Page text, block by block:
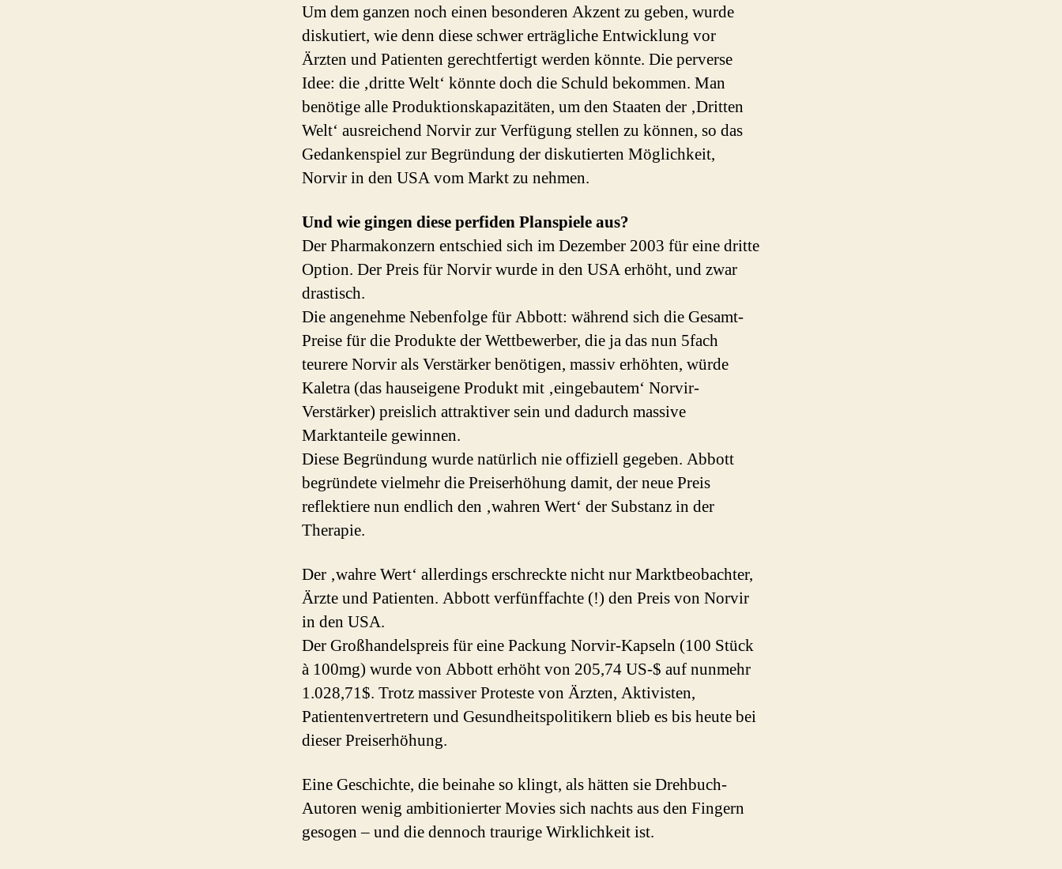
Um dem ganzen noch einen besonderen Akzent zu geben, wurde
diskutiert, wie denn diese schwer erträgliche Entwicklung vor
Ärzten und Patienten gerechtfertigt werden könnte. Die perverse
Idee: die ‚dritte Welt‘ könnte doch die Schuld bekommen. Man
benötige alle Produktionskapazitäten, um den Staaten der ‚Dritten
Welt‘ ausreichend Norvir zur Verfügung stellen zu können, so das
Gedankenspiel zur Begründung der diskutierten Möglichkeit,
Norvir in den USA vom Markt zu nehmen.
Und wie gingen diese perfiden Planspiele aus?
Der Pharmakonzern entschied sich im Dezember 2003 für eine dritte
Option. Der Preis für Norvir wurde in den USA erhöht, und zwar
drastisch.
Die angenehme Nebenfolge für Abbott: während sich die Gesamt-
Preise für die Produkte der Wettbewerber, die ja das nun 5fach
teurere Norvir als Verstärker benötigen, massiv erhöhten, würde
Kaletra (das hauseigene Produkt mit ‚eingebautem‘ Norvir-
Verstärker) preislich attraktiver sein und dadurch massive
Marktanteile gewinnen.
Diese Begründung wurde natürlich nie offiziell gegeben. Abbott
begründete vielmehr die Preiserhöhung damit, der neue Preis
reflektiere nun endlich den ‚wahren Wert‘ der Substanz in der
Therapie.
Der ‚wahre Wert‘ allerdings erschreckte nicht nur Marktbeobachter,
Ärzte und Patienten. Abbott verfünffachte (!) den Preis von Norvir
in den USA.
Der Großhandelspreis für eine Packung Norvir-Kapseln (100 Stück
à 100mg) wurde von Abbott erhöht von 205,74 US-$ auf nunmehr
1.028,71$. Trotz massiver Proteste von Ärzten, Aktivisten,
Patientenvertretern und Gesundheitspolitikern blieb es bis heute bei
dieser Preiserhöhung.
Eine Geschichte, die beinahe so klingt, als hätten sie Drehbuch-
Autoren wenig ambitionierter Movies sich nachts aus den Fingern
gesogen – und die dennoch traurige Wirklichkeit ist.